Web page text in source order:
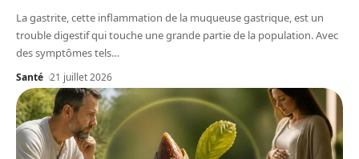
La gastrite, cette inflammation de la muqueuse gastrique, est un
trouble digestif qui touche une grande partie de la population. Avec
des symptômes tels…
Santé 21 juillet 2026